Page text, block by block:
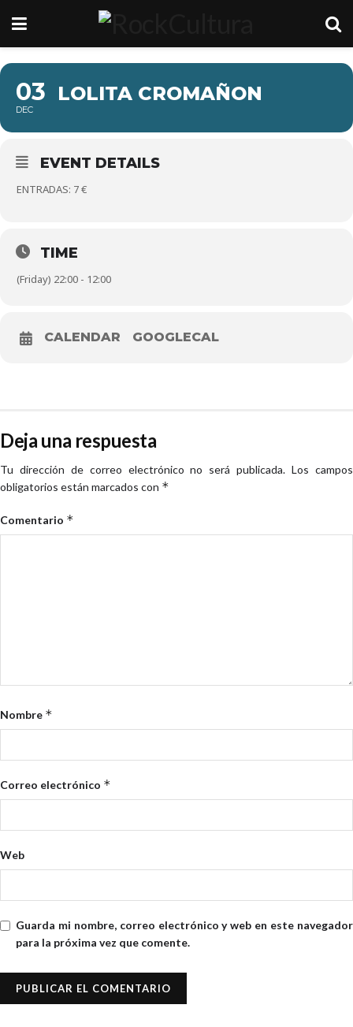
03
DEC
LOLITA CROMAÑON
EVENT DETAILS
ENTRADAS: 7 €
TIME
(Friday) 22:00 - 12:00
CALENDAR GOOGLECAL
Deja una respuesta
Tu dirección de correo electrónico no será publicada. Los campos
obligatorios están marcados con *
Comentario *
Nombre *
Correo electrónico *
Web
Guarda mi nombre, correo electrónico y web en este navegador
para la próxima vez que comente.